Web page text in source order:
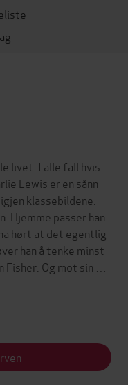
livet. I alle fall hvis
Lewis er en sånn
klassebildene.
Hjemme passer han
hørt at det egentlig
han å tenke minst
Og mot sin …